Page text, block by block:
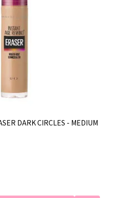
DARK CIRCLES - MEDIUM